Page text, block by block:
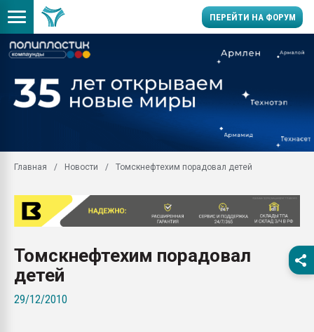
ПЕРЕЙТИ НА ФОРУМ
производство SPC
заводу пластмасс"
Помощь в подборе
Вакуум-формовочные
ближайшее
Подмосковье, Москва
первый план в
Главная Новости Томскнефтехим порадовал детей
Томскнефтехим порадовал
детей
29/12/2010